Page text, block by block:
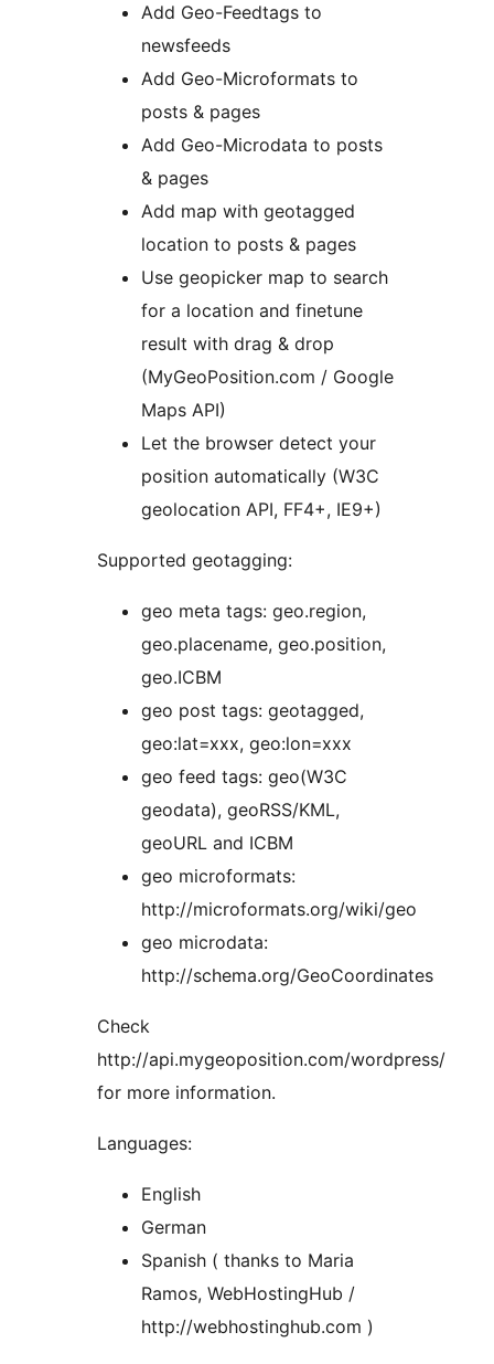
Add Geo-Feedtags to
newsfeeds
Add Geo-Microformats to
posts & pages
Add Geo-Microdata to posts
& pages
Add map with geotagged
location to posts & pages
Use geopicker map to search
for a location and finetune
result with drag & drop
(MyGeoPosition.com / Google
Maps API)
Let the browser detect your
position automatically (W3C
geolocation API, FF4+, IE9+)
Supported geotagging:
geo meta tags: geo.region,
geo.placename, geo.position,
geo.ICBM
geo post tags: geotagged,
geo:lat=xxx, geo:lon=xxx
geo feed tags: geo(W3C
geodata), geoRSS/KML,
geoURL and ICBM
geo microformats:
http://microformats.org/wiki/geo
geo microdata:
http://schema.org/GeoCoordinates
Check
http://api.mygeoposition.com/wordpress/
for more information.
Languages:
English
German
Spanish ( thanks to Maria
Ramos, WebHostingHub /
http://webhostinghub.com )